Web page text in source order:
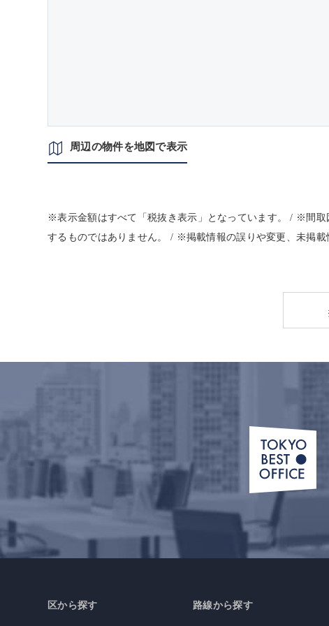
周辺の物件を地図で表示
※表示金額はすべて「税抜き表示」となっています。 / ※間
するものではありません。 / ※掲載情報の誤りや変更、未掲
区から探す 路線から探す